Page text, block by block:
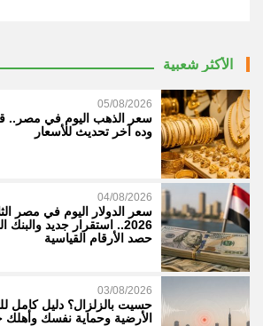
الأكثر شعبية
05/08/2026
وده آخر تحديث للأسعار
04/08/2026
2026.. استقرار جديد
حصد الأرقام القياسية
03/08/2026
حسيت بالزلزال؟ دليل كامل
الأرضية وحماية نفسك